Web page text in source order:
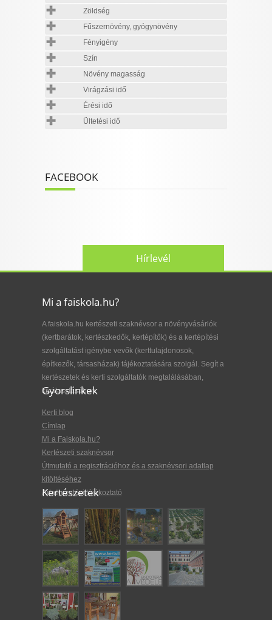
Zöldség
Fűszernövény, gyógynövény
Fényigény
Szín
Növény magasság
Virágzási idő
Érési idő
Ültetési idő
FACEBOOK
Hírlevél
Mi a faiskola.hu?
A faiskola.hu kertészeti szaknévsor a növényvásárlók
(kertbarátok, kertészkedők, kertépítők) és a kertépítési
szolgáltatást igénybe vevők (kerttulajdonosok,
építkezők, társasházak) tájékoztatására szolgál. Segít a
kertészetek és kerti szolgáltatók megtalálásában,
kiválasztásában.
Gyorslinkek
Kerti blog
Címlap
Mi a Faiskola.hu?
Kertészeti szaknévsor
Útmutató a regisztrációhoz és a szaknévsori adatlap
kitöltéséhez
Adatkezelési tájékoztató
Kertészetek